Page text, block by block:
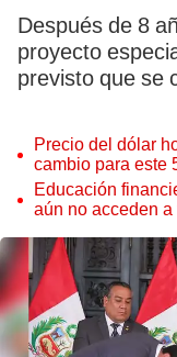
Después de 8
proyecto
previsto que se
Precio del dólar
cambio para este
Educación
aún no acceden